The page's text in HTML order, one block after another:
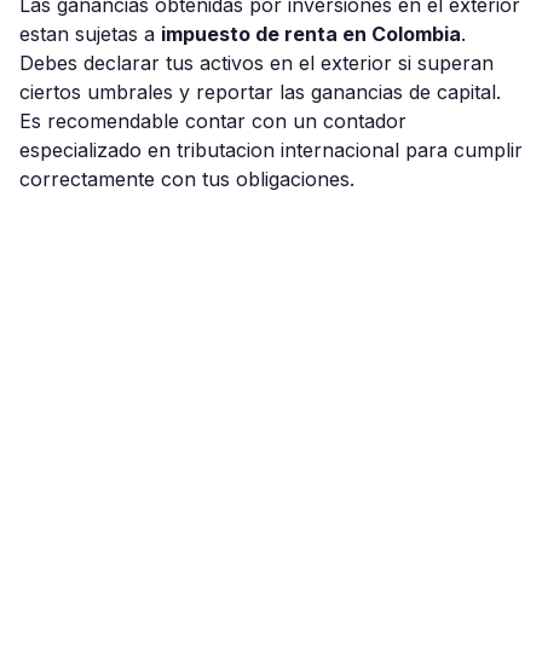
Las ganancias obtenidas por inversiones en el exterior
estan sujetas a impuesto de renta en Colombia.
Debes declarar tus activos en el exterior si superan
ciertos umbrales y reportar las ganancias de capital.
Es recomendable contar con un contador
especializado en tributacion internacional para cumplir
correctamente con tus obligaciones.